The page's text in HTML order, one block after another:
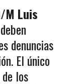
M Luis
denuncias
El único
los